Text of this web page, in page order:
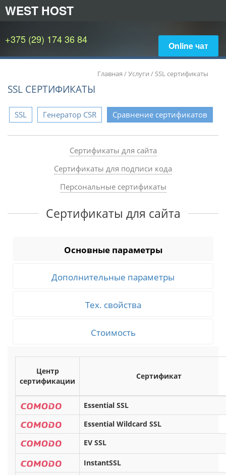
+375 (29) 174 36 84
Online чат
WEST HOST
Главная /Услуги /SSL сертификаты
SSL СЕРТИФИКАТЫ
SSL Генератор CSR Сравнение сертификатов
Сертификаты для сайта
Сертификаты для подписи кода
Персональные сертификаты
Сертификаты для сайта
Основные параметры
Дополнительные параметры
Тех. свойства
Стоимость
Центр
сертификации
Сертификат
Essential SSL
Essential Wildcard SSL
EV SSL
InstantSSL